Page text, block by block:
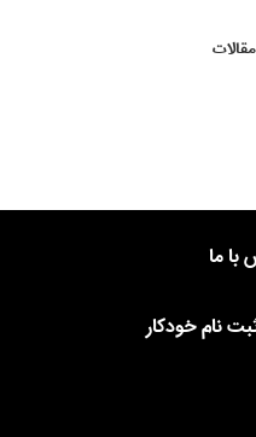
ما
نام خودکار